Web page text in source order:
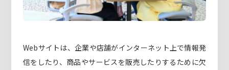
Webサイトは、企業や店舗がインターネット上で情報発
信をしたり、商品やサービスを販売したりするために欠